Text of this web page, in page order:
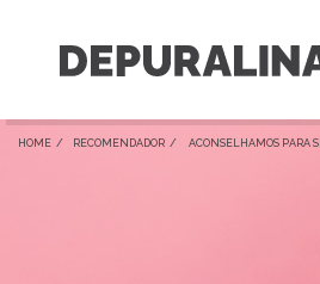
HOME / RECOMENDADOR / ACONSELHAMOS PARA SI